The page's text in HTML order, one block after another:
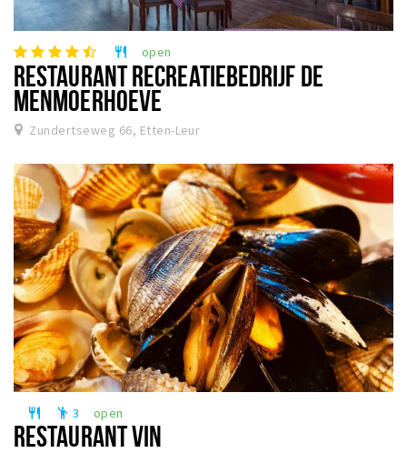
restaurant open
RESTAURANT RECREATIEBEDRIJF DE
MENMOERHOEVE
Zundertseweg 66, Etten-Leur
restaurant emoji_people 3 open
RESTAURANT VIN